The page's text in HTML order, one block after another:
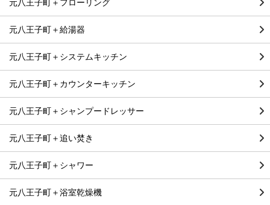
元八王子町＋フローリング
元八王子町＋給湯器
元八王子町＋システムキッチン
元八王子町＋カウンターキッチン
元八王子町＋シャンプードレッサー
元八王子町＋追い焚き
元八王子町＋シャワー
元八王子町＋浴室乾燥機